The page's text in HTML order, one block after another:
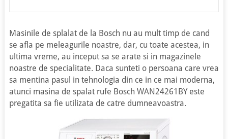
Masinile de splalat de la Bosch nu au mult timp de cand
se afla pe meleagurile noastre, dar, cu toate acestea, in
ultima vreme, au inceput sa se arate si in magazinele
noastre de specialitate. Daca sunteti o persoana care vrea
sa mentina pasul in tehnologia din ce in ce mai moderna,
atunci masina de spalat rufe Bosch WAN24261BY este
pregatita sa fie utilizata de catre dumneavoastra.